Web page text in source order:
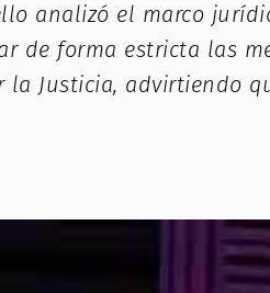
analizó el marco
de forma estricta las
la Justicia, advirtiendo